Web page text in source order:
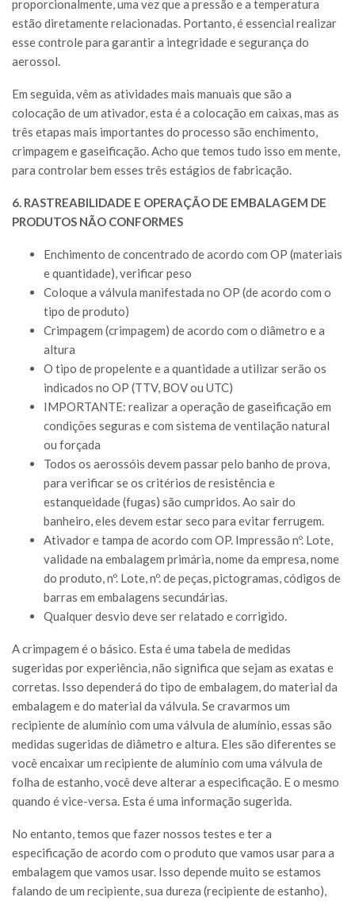
proporcionalmente, uma vez que a pressão e a temperatura
estão diretamente relacionadas. Portanto, é essencial realizar
esse controle para garantir a integridade e segurança do
aerossol.
Em seguida, vêm as atividades mais manuais que são a
colocação de um ativador, esta é a colocação em caixas, mas as
três etapas mais importantes do processo são enchimento,
crimpagem e gaseificação. Acho que temos tudo isso em mente,
para controlar bem esses três estágios de fabricação.
6. RASTREABILIDADE E OPERAÇÃO DE EMBALAGEM DE
PRODUTOS NÃO CONFORMES
Enchimento de concentrado de acordo com OP (materiais
e quantidade), verificar peso
Coloque a válvula manifestada no OP (de acordo com o
tipo de produto)
Crimpagem (crimpagem) de acordo com o diâmetro e a
altura
O tipo de propelente e a quantidade a utilizar serão os
indicados no OP (TTV, BOV ou UTC)
IMPORTANTE: realizar a operação de gaseificação em
condições seguras e com sistema de ventilação natural
ou forçada
Todos os aerossóis devem passar pelo banho de prova,
para verificar se os critérios de resistência e
estanqueidade (fugas) são cumpridos. Ao sair do
banheiro, eles devem estar seco para evitar ferrugem.
Ativador e tampa de acordo com OP. Impressão nº. Lote,
validade na embalagem primária, nome da empresa, nome
do produto, nº. Lote, nº. de peças, pictogramas, códigos de
barras em embalagens secundárias.
Qualquer desvio deve ser relatado e corrigido.
A crimpagem é o básico. Esta é uma tabela de medidas
sugeridas por experiência, não significa que sejam as exatas e
corretas. Isso dependerá do tipo de embalagem, do material da
embalagem e do material da válvula. Se cravarmos um
recipiente de alumínio com uma válvula de alumínio, essas são
medidas sugeridas de diâmetro e altura. Eles são diferentes se
você encaixar um recipiente de alumínio com uma válvula de
folha de estanho, você deve alterar a especificação. E o mesmo
quando é vice-versa. Esta é uma informação sugerida.
No entanto, temos que fazer nossos testes e ter a
especificação de acordo com o produto que vamos usar para a
embalagem que vamos usar. Isso depende muito se estamos
falando de um recipiente, sua dureza (recipiente de estanho),